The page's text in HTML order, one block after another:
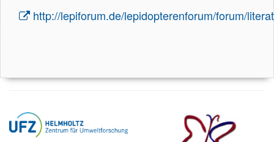
http://lepiforum.de/lepidopterenforum/forum/